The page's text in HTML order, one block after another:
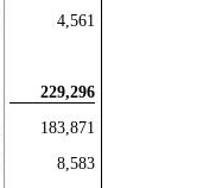
4,561
229,296
183,871
8,583